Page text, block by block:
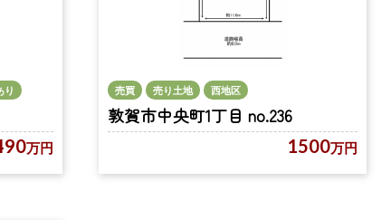
り
万円
売買 売り土地 西地区
敦賀市中央町1丁目 no.236
1500万円